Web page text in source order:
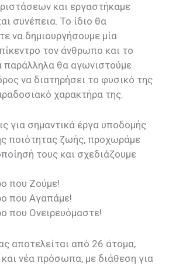
και εργαστήκαμε
συνέπεια. Το ίδιο θα
να δημιουργήσουμε μία
τον άνθρωπο και το
παράλληλα θα αγωνιστούμε
να διατηρήσει το φυσικό της
χαρακτήρα της.
για σημαντικά έργα υποδομής
ποιότητας ζωής, προχωράμε
τους και σχεδιάζουμε
που Ζούμε!
που Αγαπάμε!
που Ονειρευόμαστε!
αποτελείται από 26 άτομα,
νέα πρόσωπα, με διάθεση για